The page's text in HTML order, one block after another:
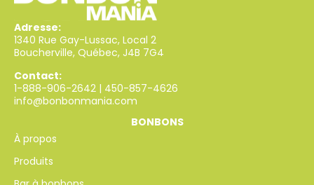
Adresse:
1340 Rue Gay-Lussac, Local 2
Boucherville, Québec, J4B 7G4
Contact:
1-888-906-2642 | 450-857-4626
info@bonbonmania.com
BONBONS
À propos
Produits